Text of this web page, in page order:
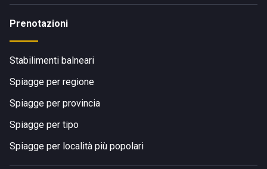
Prenotazioni
Stabilimenti balneari
Spiagge per regione
Spiagge per provincia
Spiagge per tipo
Spiagge per località più popolari